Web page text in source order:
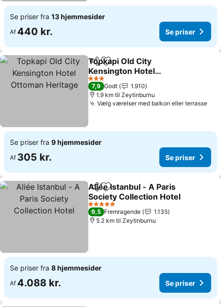
Se priser fra 13 hjemmesider
Af 440 kr. Se priser
Del Føj til favoritter
Topkapi Old City
Kensington Hotel
Ottoman Heritage
3 Stjerner
7,9 Godt
1.910
1.9 km til Zeytinburnu
Vælg værelser med balkon eller terrasse
Se priser fra 9 hjemmesider
Af 305 kr. Se priser
Del Føj til favoritter
Aliée Istanbul - A Paris
Society Collection Hotel
5 Stjerner
9,5 Fremragende
1.135
5.2 km til Zeytinburnu
Se priser fra 8 hjemmesider
Af 4.088 kr. Se priser